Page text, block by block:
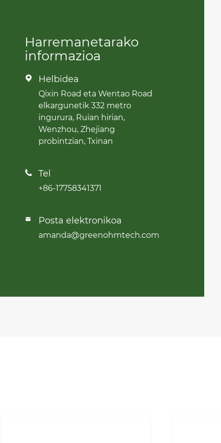
Harremanetarako
informazioa
 Helbidea
Qixin Road eta Wentao Road
elkargunetik 332 metro
ingurura, Ruian hirian,
Wenzhou, Zhejiang
probintzian, Txinan
 Tel
+86-17758341371
 Posta elektronikoa
amanda@greenohmtech.com